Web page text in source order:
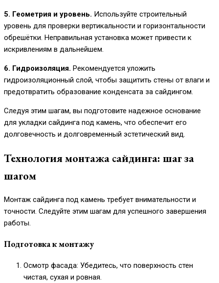
5. Геометрия и уровень. Используйте строительный
уровень для проверки вертикальности и горизонтальности
обрешётки. Неправильная установка может привести к
искривлениям в дальнейшем.
6. Гидроизоляция. Рекомендуется уложить
гидроизоляционный слой, чтобы защитить стены от влаги и
предотвратить образование конденсата за сайдингом.
Следуя этим шагам, вы подготовите надежное основание
для укладки сайдинга под камень, что обеспечит его
долговечность и долговременный эстетический вид.
Технология монтажа сайдинга: шаг за
шагом
Монтаж сайдинга под камень требует внимательности и
точности. Следуйте этим шагам для успешного завершения
работы.
Подготовка к монтажу
Осмотр фасада: Убедитесь, что поверхность стен
чистая, сухая и ровная.